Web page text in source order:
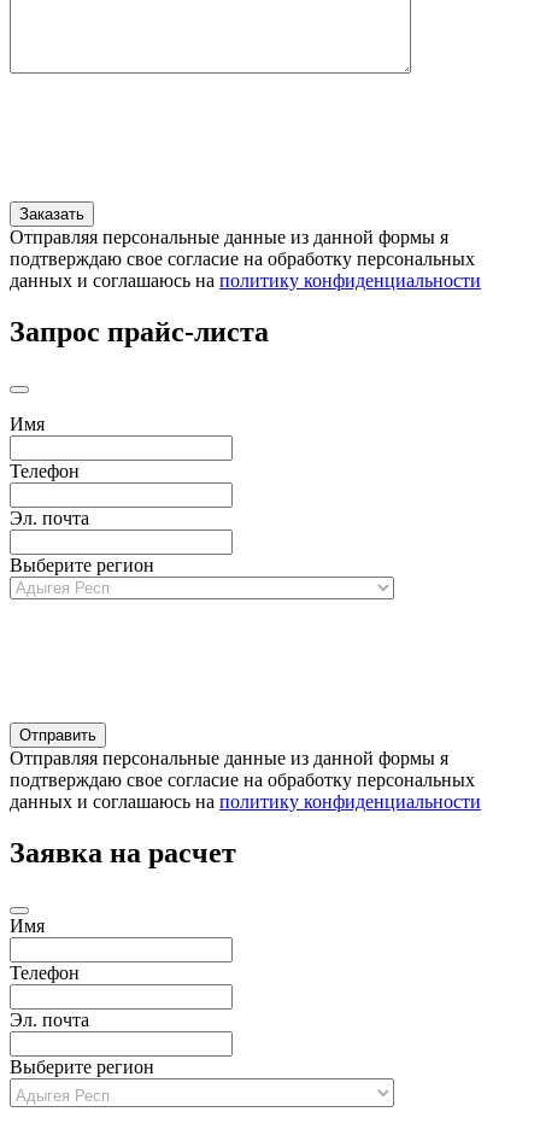
Отправляя персональные данные из данной формы я
подтверждаю свое согласие на обработку персональных
данных и соглашаюсь на политику конфиденциальности
Запрос прайс-листа
Имя
Телефон
Эл. почта
Выберите регион
Отправляя персональные данные из данной формы я
подтверждаю свое согласие на обработку персональных
данных и соглашаюсь на политику конфиденциальности
Заявка на расчет
Имя
Телефон
Эл. почта
Выберите регион